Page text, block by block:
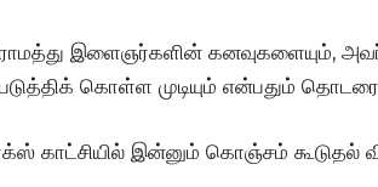
இளைஞர்களின் கனவுகளையும்,
கொள்ள முடியும் என்பதும்
காட்சியில் இன்னும் கொஞ்சம் கூடுதல்